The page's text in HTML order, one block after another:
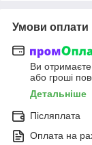
Умови оплати
Ви
або гроші
Детальніше
Післяплата
Оплата на